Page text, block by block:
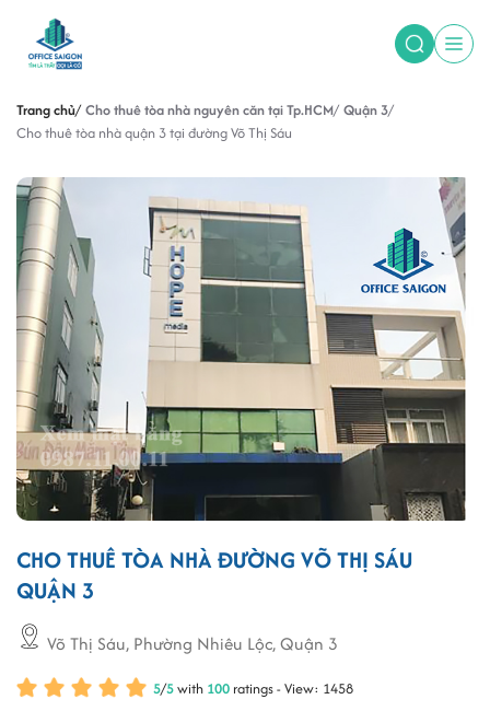
Trang chủ Cho thuê tòa nhà nguyên căn tại Tp.HCM Quận 3
Cho thuê tòa nhà quận 3 tại đường Võ Thị Sáu
CHO THUÊ TÒA NHÀ ĐƯỜNG VÕ THỊ SÁU
QUẬN 3
Võ Thị Sáu, Phường Nhiêu Lộc, Quận 3
5/5with 100 ratings - View: 1458